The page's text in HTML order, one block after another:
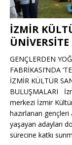
İZMİR
GENÇLERDEN
FABRİKASI’NDA
İZMİR KÜLTÜR
BULUŞMALARI
merkezi İzmir
hazırlanan
yaşayan adayları
sürecine katkı